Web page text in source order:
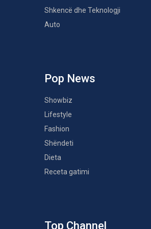
Shkencë dhe Teknologji
Auto
Pop News
Showbiz
Lifestyle
Fashion
Shëndeti
Dieta
Receta gatimi
Top Channel